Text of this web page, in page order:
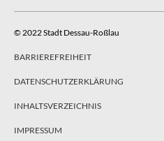
© 2022 Stadt Dessau-Roßlau
BARRIEREFREIHEIT
DATENSCHUTZERKLÄRUNG
INHALTSVERZEICHNIS
IMPRESSUM